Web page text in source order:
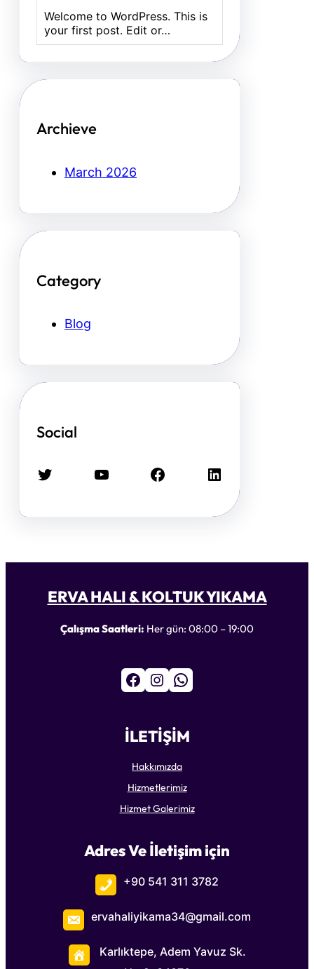
Welcome to WordPress. This is
your first post. Edit or…
Archieve
March 2026
Category
Blog
Social
Twitter YouTube Facebook LinkedIn
ERVA HALI & KOLTUK YIKAMA
Çalışma Saatleri: Her gün: 08:00 – 19:00
Facebook Instagram WhatsApp
İLETİŞİM
Hakkımızda
Hizmetlerimiz
Hizmet Galerimiz
Adres Ve İletişim için
+90 541 311 3782
ervahaliyikama34@gmail.com
Karlıktepe, Adem Yavuz Sk.